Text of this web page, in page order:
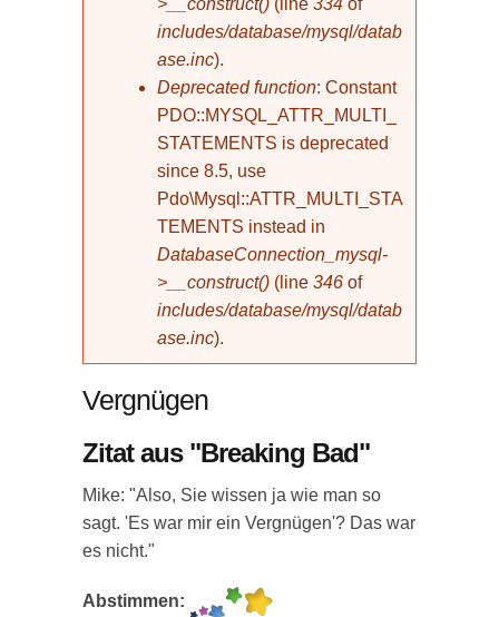
>__construct() (line 334 of
includes/database/mysql/datab
ase.inc).
Deprecated function: Constant
PDO::MYSQL_ATTR_MULTI_
STATEMENTS is deprecated
since 8.5, use
Pdo\Mysql::ATTR_MULTI_STA
TEMENTS instead in
DatabaseConnection_mysql-
>__construct() (line 346 of
includes/database/mysql/datab
ase.inc).
Vergnügen
Zitat aus "Breaking Bad"
Mike: "Also, Sie wissen ja wie man so
sagt. 'Es war mir ein Vergnügen'? Das war
es nicht."
Abstimmen: